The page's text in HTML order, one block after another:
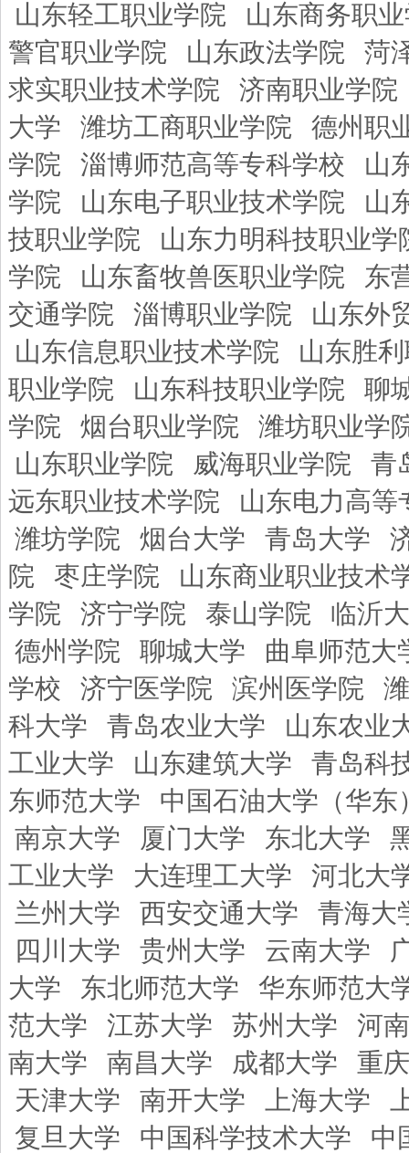
山东轻工职业学院
山东商务职
警官职业学院
山东政法学院
菏
求实职业技术学院
济南职业学院
大学
潍坊工商职业学院
德州职
学院
淄博师范高等专科学校
山
学院
山东电子职业技术学院
山
技职业学院
山东力明科技职业学
学院
山东畜牧兽医职业学院
东
交通学院
淄博职业学院
山东外
山东信息职业技术学院
山东胜
职业学院
山东科技职业学院
聊
学院
烟台职业学院
潍坊职业学
山东职业学院
威海职业学院
青
远东职业技术学院
山东电力高等
潍坊学院
烟台大学 青岛大学
院
枣庄学院
山东商业职业技术
学院
济宁学院 泰山学院
临沂
德州学院
聊城大学
曲阜师范大
学校
济宁医学院 滨州医学院
科大学
青岛农业大学
山东农业
工业大学
山东建筑大学
青岛科
东师范大学
中国石油大学（华东
南京大学
厦门大学 东北大学
工业大学
大连理工大学
河北大
兰州大学
西安交通大学
青海大
四川大学
贵州大学 云南大学
大学
东北师范大学
华东师范大
范大学
江苏大学 苏州大学
河
南大学
南昌大学 成都大学
重
天津大学
南开大学 上海大学
复旦大学
中国科学技术大学
中